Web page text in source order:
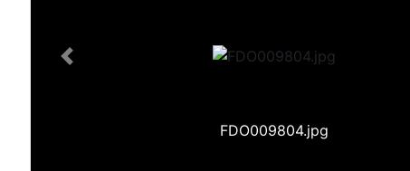
FDO009804.jpg
Previous